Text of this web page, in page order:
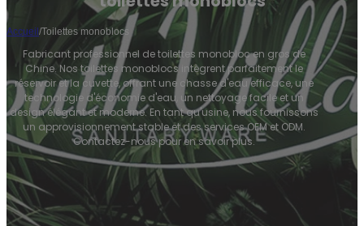
Accueil/Toilettes monoblocs
Fabricant professionnel de toilettes monobloc en gros de
Chine. Nos toilettes monoblocs intègrent parfaitement le
réservoir et la cuvette, offrant une chasse d'eau efficace, une
technologie d'économie d'eau, un nettoyage facile et un
design élégant et moderne. En tant qu'usine, nous fournissons
un approvisionnement stable et des services OEM et ODM.
Contactez-nous pour en savoir plus.